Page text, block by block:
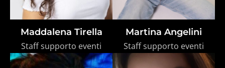
Maddalena Tirella
Staff supporto eventi
Martina Angelini
Staff supporto eventi